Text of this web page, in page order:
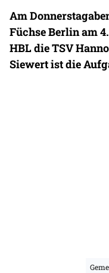
Am
Füchse Berlin am
HBL die TSV
Siewert ist die